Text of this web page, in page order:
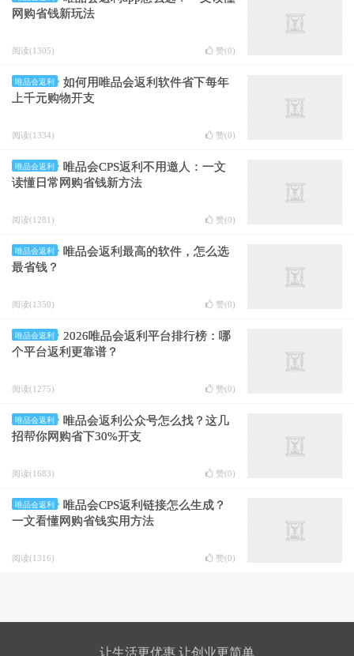
网购省钱新玩法
阅读(1305) 赞(0)
唯品会返利
如何用唯品会返利软件省下每年
上千元购物开支
阅读(1334) 赞(0)
唯品会返利
唯品会CPS返利不用邀人：一文
读懂日常网购省钱新方法
阅读(1281) 赞(0)
唯品会返利
唯品会返利最高的软件，怎么选
最省钱？
阅读(1350) 赞(0)
唯品会返利
2026唯品会返利平台排行榜：哪
个平台返利更靠谱？
阅读(1275) 赞(0)
唯品会返利
唯品会返利公众号怎么找？这几
招帮你网购省下30%开支
阅读(1683) 赞(0)
唯品会返利
唯品会CPS返利链接怎么生成？
一文看懂网购省钱实用方法
阅读(1316) 赞(0)
让生活更优惠 让创业更简单